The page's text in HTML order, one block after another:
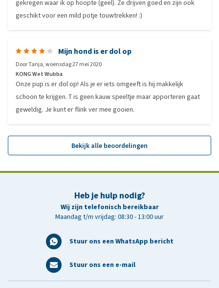
gekregen waar ik op hoopte (geel). Ze drijven goed en zijn ook
geschikt voor een mild potje touwtrekken! :)
Mijn hond is er dol op
DoorTanja,woensdag 27 mei 2020
KONG Wet Wubba
Onze pup is er dol op! Als je er iets omgeeft is hij makkelijk
schoon te krijgen. T is geen kauw speeltje maar apporteren gaat
geweldig. Je kunt er flink ver mee gooien.
Bekijk alle beoordelingen
Heb je hulp nodig?
Wij zijn telefonisch bereikbaar
Maandag t/m vrijdag: 08:30 - 13:00 uur
Stuur ons een WhatsApp bericht
Stuur ons een e-mail